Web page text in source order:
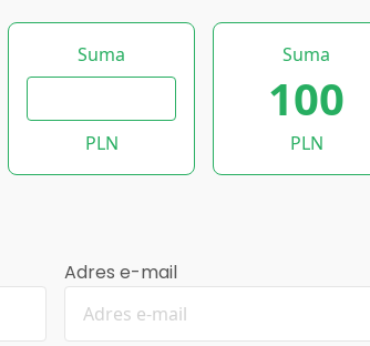
Suma
PLN
Suma
100
PLN
Adres e-mail